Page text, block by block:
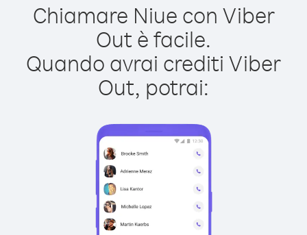
Chiamare Niue con Viber
Out è facile.
Quando avrai crediti Viber
Out, potrai: